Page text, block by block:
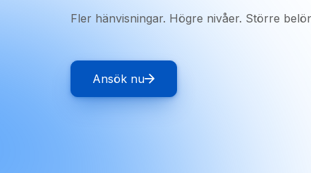
Fler hänvisningar. Högre nivåer. Större
Ansök nu